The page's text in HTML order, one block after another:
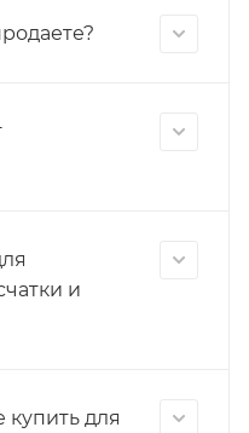
и
купить для